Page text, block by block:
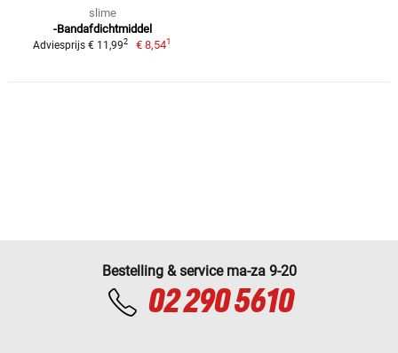
slime
-Bandafdichtmiddel
Adviesprijs € 11,992 € 8,541
Bestelling & service ma-za 9-20
02 290 5610